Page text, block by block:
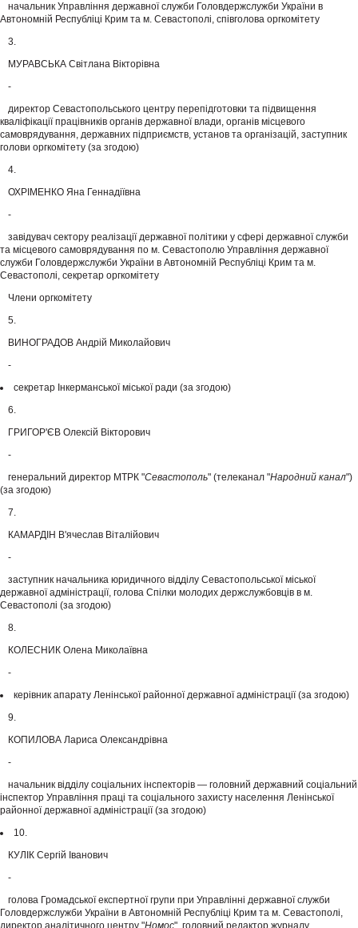
начальник Управління державної служби Головдержслужби України в
Автономній Республіці Крим та м. Севастополі, співголова оргкомітету
3.
МУРАВСЬКА Світлана Вікторівна
-
директор Севастопольського центру перепідготовки та підвищення
кваліфікації працівників органів державної влади, органів місцевого
самоврядування, державних підприємств, установ та організацій, заступник
голови оргкомітету (за згодою)
4.
ОХРІМЕНКО Яна Геннадіївна
-
завідувач сектору реалізації державної політики у сфері державної служби
та місцевого самоврядування по м. Севастополю Управління державної
служби Головдержслужби України в Автономній Республіці Крим та м.
Севастополі, секретар оргкомітету
Члени оргкомітету
5.
ВИНОГРАДОВ Андрій Миколайович
-
секретар Інкерманської міської ради (за згодою)
6.
ГРИГОР'ЄВ Олексій Вікторович
-
генеральний директор МТРК "Севастополь" (телеканал "Народний канал")
(за згодою)
7.
КАМАРДІН В'ячеслав Віталійович
-
заступник начальника юридичного відділу Севастопольської міської
державної адміністрації, голова Спілки молодих держслужбовців в м.
Севастополі (за згодою)
8.
КОЛЕСНИК Олена Миколаївна
-
керівник апарату Ленінської районної державної адміністрації (за згодою)
9.
КОПИЛОВА Лариса Олександрівна
-
начальник відділу соціальних інспекторів — головний державний соціальний
інспектор Управління праці та соціального захисту населення Ленінської
районної державної адміністрації (за згодою)
10.
КУЛІК Сергій Іванович
-
голова Громадської експертної групи при Управлінні державної служби
Головдержслужби України в Автономній Республіці Крим та м. Севастополі,
директор аналітичного центру "Номос", головний редактор журналу